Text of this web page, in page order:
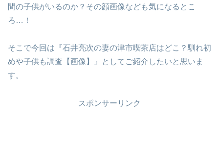
間の子供がいるのか？その顔画像なども気になるとこ
ろ…！
そこで今回は『石井亮次の妻の津市喫茶店はどこ？馴れ初
めや子供も調査【画像】』としてご紹介したいと思いま
す。
スポンサーリンク